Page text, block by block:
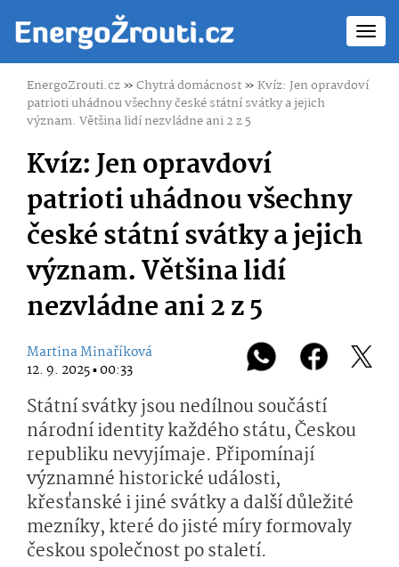
EnergoZrouti.cz»Chytrá domácnost»Kvíz: Jen opravdoví
patrioti uhádnou všechny české státní svátky a jejich
význam. Většina lidí nezvládne ani 2 z 5
Kvíz: Jen opravdoví
patrioti uhádnou všechny
české státní svátky a jejich
význam. Většina lidí
nezvládne ani 2 z 5
Martina Minaříková
12. 9. 2025 ▪ 00:33
Státní svátky jsou nedílnou součástí
národní identity každého státu, Českou
republiku nevyjímaje. Připomínají
významné historické události,
křesťanské i jiné svátky a další důležité
mezníky, které do jisté míry formovaly
českou společnost po staletí.